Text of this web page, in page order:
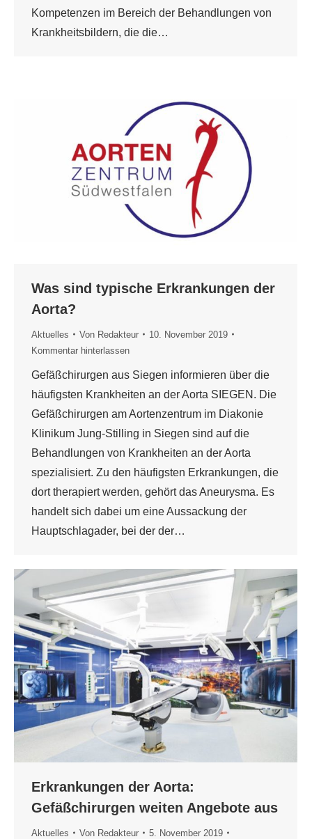
Kompetenzen im Bereich der Behandlungen von
Krankheitsbildern, die die…
Was sind typische Erkrankungen der
Aorta?
Aktuelles Von Redakteur
10. November 2019
Kommentar hinterlassen
Gefäßchirurgen aus Siegen informieren über die
häufigsten Krankheiten an der Aorta SIEGEN. Die
Gefäßchirurgen am Aortenzentrum im Diakonie
Klinikum Jung-Stilling in Siegen sind auf die
Behandlungen von Krankheiten an der Aorta
spezialisiert. Zu den häufigsten Erkrankungen, die
dort therapiert werden, gehört das Aneurysma. Es
handelt sich dabei um eine Aussackung der
Hauptschlagader, bei der der…
Erkrankungen der Aorta:
Gefäßchirurgen weiten Angebote aus
Aktuelles Von Redakteur
5. November 2019